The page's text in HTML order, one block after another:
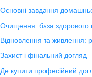
Основні завдання
Очищення: база здорового
Відновлення та живлення:
Захист і фінальний догляд
Де купити професійний